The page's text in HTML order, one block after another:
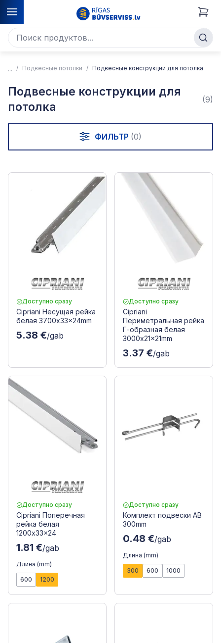
Подвесные потолки Подвесные конструкции для потолка
Подвесные конструкции для
потолка
(9)
ФИЛЬТР (0)
Доступно сразу
Cipriani Несущая рейка
белая 3700x33x24mm
5.38 €/gab
Доступно сразу
Cipriani
Периметральная рейка
Г-образная белая
3000x21x21mm
3.37 €/gab
Доступно сразу
Cipriani Поперечная
рейка белая
1200x33x24
1.81 €/gab
Длина (mm)
600 1200
Доступно сразу
Комплект подвески AB
300mm
0.48 €/gab
Длина (mm)
300 600 1000